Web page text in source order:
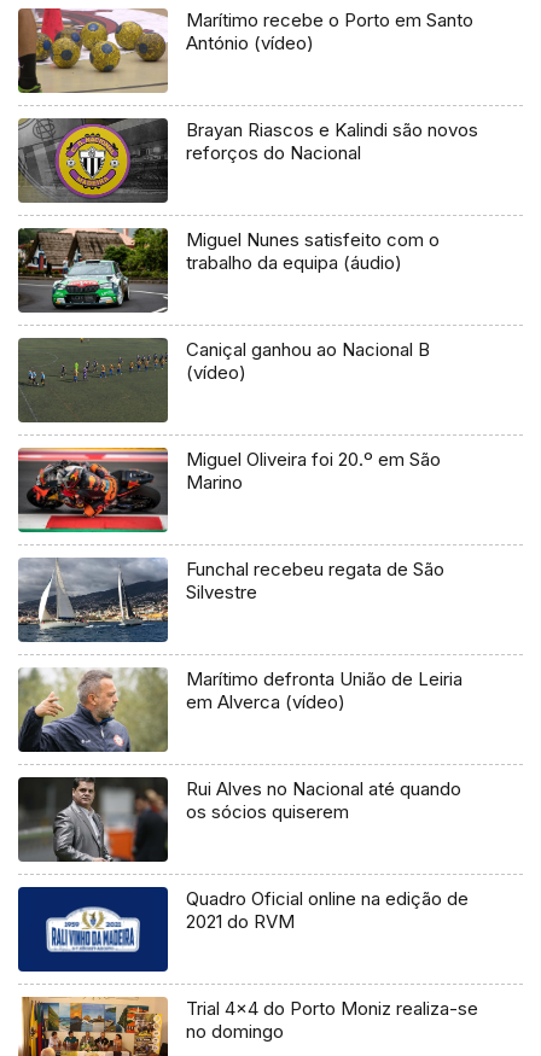
Marítimo recebe o Porto em Santo
António (vídeo)
Brayan Riascos e Kalindi são novos
reforços do Nacional
Miguel Nunes satisfeito com o
trabalho da equipa (áudio)
Caniçal ganhou ao Nacional B
(vídeo)
Miguel Oliveira foi 20.º em São
Marino
Funchal recebeu regata de São
Silvestre
Marítimo defronta União de Leiria
em Alverca (vídeo)
Rui Alves no Nacional até quando
os sócios quiserem
Quadro Oficial online na edição de
2021 do RVM
Trial 4×4 do Porto Moniz realiza-se
no domingo